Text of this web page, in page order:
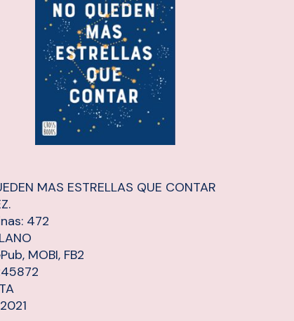
MAS ESTRELLAS QUE CONTAR
472
MOBI, FB2